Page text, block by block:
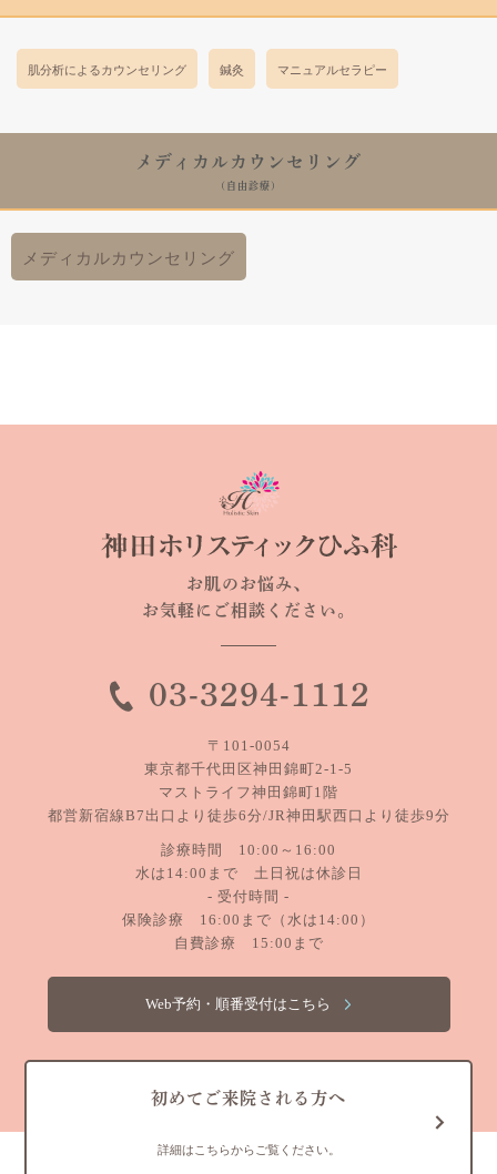
肌分析によるカウンセリング 鍼灸 マニュアルセラピー
メディカルカウンセリング
(自由診療)
メディカルカウンセリング
お肌のお悩み、
お気軽にご相談ください。
03-3294-1112
〒101-0054
東京都千代田区神田錦町2-1-5
マストライフ神田錦町1階
都営新宿線B7出口より徒歩6分/JR神田駅西口より徒歩9分
診療時間 10:00～16:00
水は14:00まで 土日祝は休診日
- 受付時間 -
保険診療 16:00まで（水は14:00）
自費診療 15:00まで
Web予約・順番受付はこちら
初めてご来院される方へ
詳細はこちらからご覧ください。